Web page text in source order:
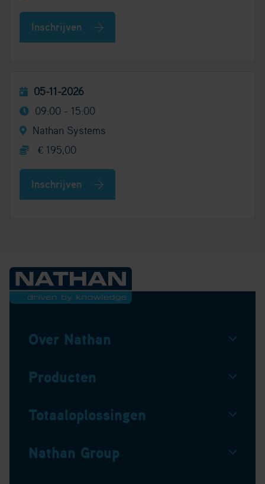
Inschrijven
05-11-2026
09:00 - 15:00
Nathan Systems
€ 195,00
Inschrijven
Over Nathan
Producten
Totaaloplossingen
Nathan Group